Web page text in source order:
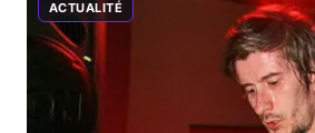
ACTUALITÉ